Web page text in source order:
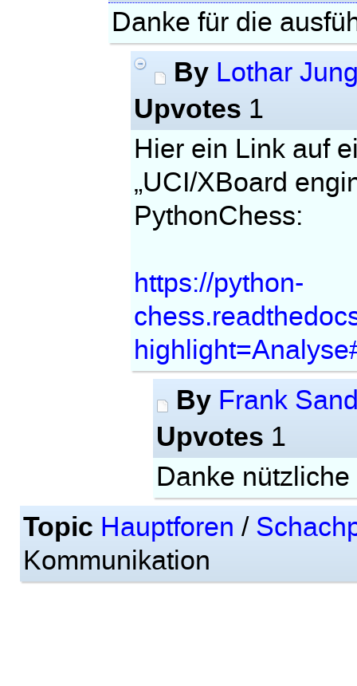
Danke für die
By Lothar
Upvotes 1
Hier ein Link auf
„UCI/XBoard
PythonChess:
https://python-
By Frank
Upvotes 1
Danke
Topic Hauptforen /
Kommunikation